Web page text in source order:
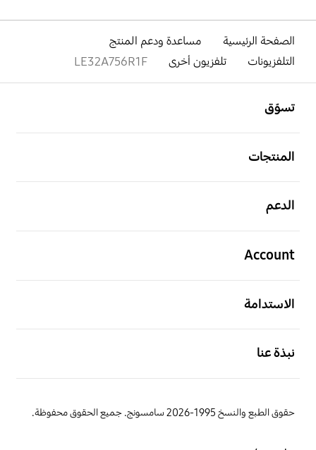
الصفحة الرئيسية
مساعدة ودعم المنتج
التلفزيونات
تلفزيون أخرى LE32A756R1F
تسوّق
المنتجات
الدعم
Account
الاستدامة
نبذة عنا
حقوق الطبع والنسخ 1995-2026 سامسونج. جميع الحقوق محفوظة.